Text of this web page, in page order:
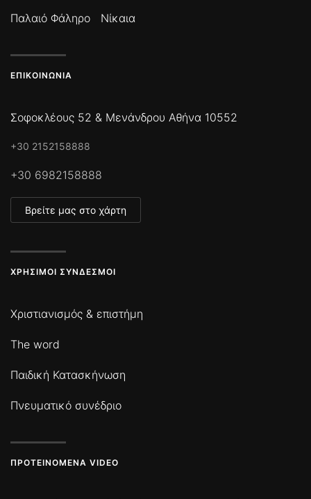
Παλαιό Φάληρο
Νίκαια
ΕΠΙΚΟΙΝΩΝΊΑ
Σοφοκλέους 52 & Μενάνδρου Αθήνα 10552
+30 2152158888
+30 6982158888
Βρείτε μας στο χάρτη
ΧΡΉΣΙΜΟΙ ΣΎΝΔΕΣΜΟΙ
Χριστιανισμός & επιστήμη
The word
Παιδική Κατασκήνωση
Πνευματικό συνέδριο
ΠΡΟΤΕΙΝΌΜΕΝΑ VIDEO